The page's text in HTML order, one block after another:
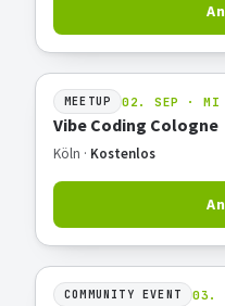
MEETUP 02. SEP ·
Vibe Coding Cologne
Köln · Kostenlos
COMMUNITY EVENT 03.